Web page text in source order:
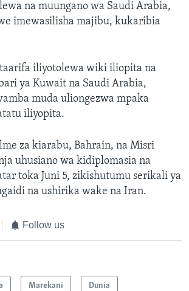
na muungano wa Saudi Arabia,
imewasilisha majibu, kukaribia
iliyotolewa wiki iliopita na
ya Kuwait na Saudi Arabia,
muda uliongezwa mpaka
iliyopita.
za kiarabu, Bahrain, na Misri
uhusiano wa kidiplomasia na
toka Juni 5, zikishutumu serikali ya
na ushirika wake na Iran.
Follow us
Marekani Dunia